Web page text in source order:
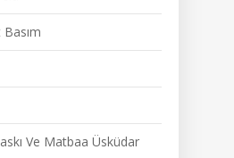
Ve Matbaa Üsküdar